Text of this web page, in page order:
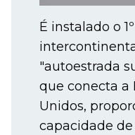
É instalado o
"autoestrada
que conecta a
Unidos,
capacidade